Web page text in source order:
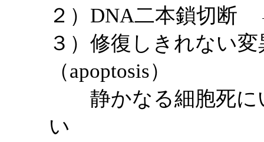
２）DNA二本鎖切
３）修復しきれな
（apoptosis）
静かなる細胞死に
い